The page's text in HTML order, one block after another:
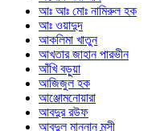
আঃ আঃ মোঃ নামিরুল হক
আঃ ওয়াদুদ
আকলিমা খাতুন
আখতার জাহান পারভীন
আঁখি বড়ুয়া
আজিজুল হক
আঞ্জোমনোয়ারা
আবদুর রউফ
আবদুল মান্নান মুন্সী